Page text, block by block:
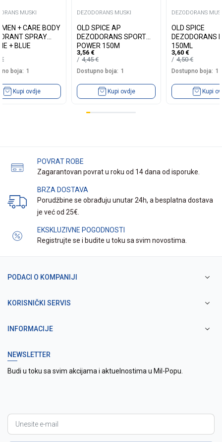
MUSKI
MEN + CARE BODY
SPRAY
+ BLUE
€
boja: 1
Kupi ovdje
DEZODORANS MUSKI
OLD SPICE AP
DEZODORANS SPORT
POWER 150M
3,56 €
4,45€
Dostupno boja: 1
Kupi ovdje
DEZODORANS
OLD SPICE
DEZODORANS
150ML
3,60 €
4,50€
Dostupno boja: 1
Kupi
POVRAT ROBE
Zagarantovan povrat u roku od 14 dana od isporuke.
BRZA DOSTAVA
Porudžbine se obrađuju unutar 24h, a besplatna dostava
je već od 25€.
EKSKLUZIVNE POGODNOSTI
Registrujte se i budite u toku sa svim novostima.
PODACI O KOMPANIJI
KORISNIČKI SERVIS
INFORMACIJE
NEWSLETTER
Budi u toku sa svim akcijama i aktuelnostima u Mil-Popu.